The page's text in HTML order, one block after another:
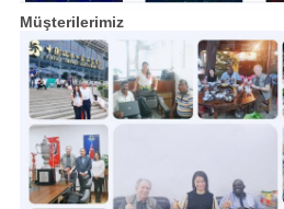
Müşterilerimiz